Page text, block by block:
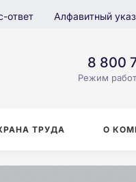
ответ Алфавитный
8 800
Режим
ТРУДА О